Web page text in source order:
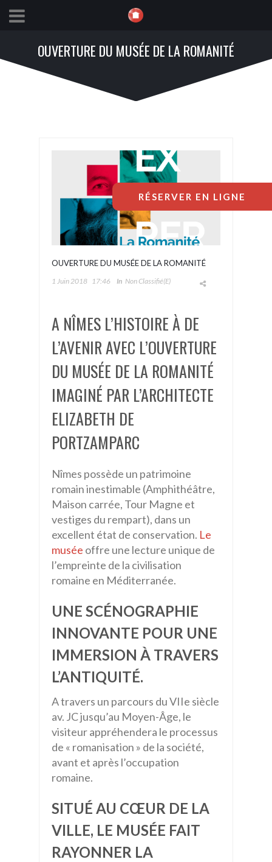
OUVERTURE DU MUSÉE DE LA ROMANITÉ
OUVERTURE DU MUSÉE DE LA ROMANITÉ
1 Juin 2018 17:46 In Non Classifié(e)
A NÎMES L’HISTOIRE À DE
L’AVENIR AVEC L’OUVERTURE
DU MUSÉE DE LA ROMANITÉ
IMAGINÉ PAR L’ARCHITECTE
ELIZABETH DE
PORTZAMPARC
Nîmes possède un patrimoine
romain inestimable (Amphithéâtre,
Maison carrée, Tour Magne et
vestiges du rempart), dans un
excellent état de conservation. Le
musée offre une lecture unique de
l’empreinte de la civilisation
romaine en Méditerranée.
UNE SCÉNOGRAPHIE
INNOVANTE POUR UNE
IMMERSION À TRAVERS
L’ANTIQUITÉ.
A travers un parcours du VIIe siècle
av. JC jusqu’au Moyen-Âge, le
visiteur appréhendera le processus
de « romanisation » de la société,
avant et après l’occupation
romaine.
SITUÉ AU CŒUR DE LA
VILLE, LE MUSÉE FAIT
RAYONNER LA
RÉSERVER EN LIGNE